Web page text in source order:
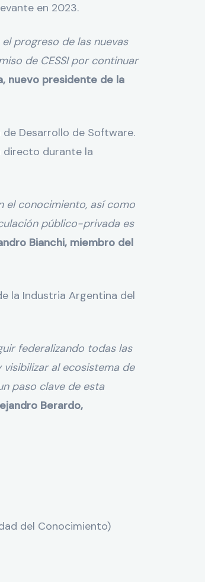
en 2023.
progreso de las nuevas
de CESSI por continuar
nuevo presidente de la
Desarrollo de Software.
directo durante la
el conocimiento, así como
público-privada es
Bianchi, miembro del
la Industria Argentina del
federalizando todas las
al ecosistema de
paso clave de esta
Berardo,
del Conocimiento)